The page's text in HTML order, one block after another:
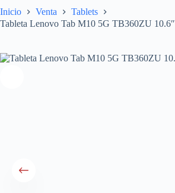
Inicio Venta
Tablets
Tableta Lenovo Tab M10 5G TB360ZU 10.6″